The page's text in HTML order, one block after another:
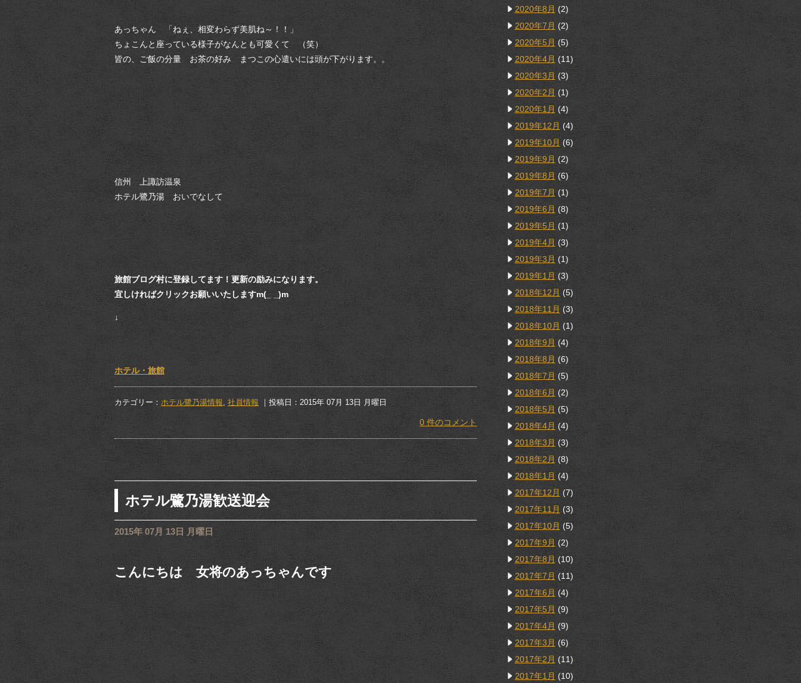
あっちゃん 「ねぇ、相変わらず美肌ね～！！」
ちょこんと座っている様子がなんとも可愛くて （笑）
皆の、ご飯の分量 お茶の好み まつこの心遣いには頭が下がります。。
信州 上諏訪温泉
ホテル鷺乃湯 おいでなして
旅館ブログ村に登録してます！更新の励みになります。
宜しければクリックお願いいたしますm(_ _)m
↓
ホテル・旅館
カテゴリー： ホテル鷺乃湯情報, 社員情報 ｜投稿日：2015年 07月 13日 月曜日
0 件のコメント
ホテル鷺乃湯歓送迎会
2015年 07月 13日 月曜日
こんにちは 女将のあっちゃんです
2020年8月 (2)
2020年7月 (2)
2020年5月 (5)
2020年4月 (11)
2020年3月 (3)
2020年2月 (1)
2020年1月 (4)
2019年12月 (4)
2019年10月 (6)
2019年9月 (2)
2019年8月 (6)
2019年7月 (1)
2019年6月 (8)
2019年5月 (1)
2019年4月 (3)
2019年3月 (1)
2019年1月 (3)
2018年12月 (5)
2018年11月 (3)
2018年10月 (1)
2018年9月 (4)
2018年8月 (6)
2018年7月 (5)
2018年6月 (2)
2018年5月 (5)
2018年4月 (4)
2018年3月 (3)
2018年2月 (8)
2018年1月 (4)
2017年12月 (7)
2017年11月 (3)
2017年10月 (5)
2017年9月 (2)
2017年8月 (10)
2017年7月 (11)
2017年6月 (4)
2017年5月 (9)
2017年4月 (9)
2017年3月 (6)
2017年2月 (11)
2017年1月 (10)